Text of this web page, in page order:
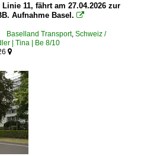
Linie 11, fährt am 27.04.2026 zur
Aufnahme Basel. 
Baselland Transport, Schweiz /
| Tina | Be 8/10
